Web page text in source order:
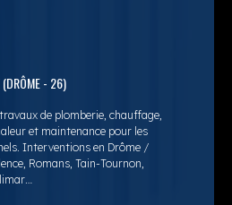
(DRÔME - 26)
de plomberie, chauffage,
et maintenance pour les
Interventions en Drôme /
Romans, Tain-Tournon,